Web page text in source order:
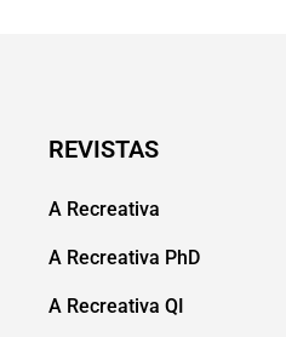
REVISTAS
A Recreativa
A Recreativa PhD
A Recreativa QI